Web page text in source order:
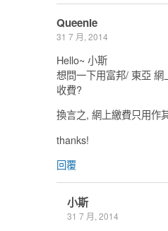
Queenie
31 7 月, 2014
Hello~ 小斯
想問一下用富邦/ 東亞
收費?
換言之, 網上繳費只用作
thanks!
回覆
小斯
31 7 月, 2014